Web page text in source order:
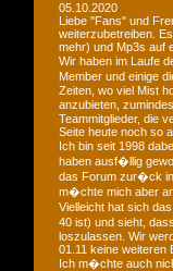
05.10.2020
Liebe "Fans" und
weiterzubetreiben.
mehr) und Mp3s auf
Wir haben im Laufe
Member und einige
Zeiten, wo viel Mist
anzubieten,
Teammitglieder, die
Seite heute noch so
Ich bin seit 1998
haben ausf�llig
das Forum zur�ck
m�chte mich aber
Vielleicht hat sich
40 ist) und sieht,
loszulassen. Wir
01.11 keine weiteren
Ich m�chte auch